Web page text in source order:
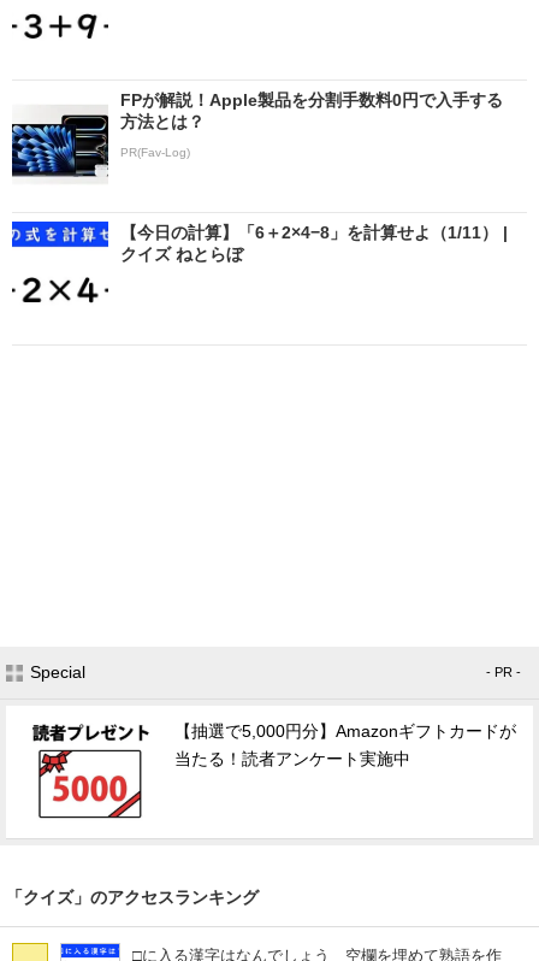
FPが解説！Apple製品を分割手数料0円で入手する
方法とは？
PR(Fav-Log)
【今日の計算】「6＋2×4−8」を計算せよ（1/11） |
クイズ ねとらぼ
Special - PR -
【抽選で5,000円分】Amazonギフトカードが
当たる！読者アンケート実施中
「クイズ」のアクセスランキング
□に入る漢字はなんでしょう 空欄を埋めて熟語を作